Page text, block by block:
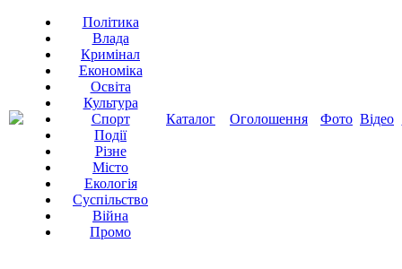
Політика
Влада
Кримінал
Економіка
Освіта
Культура
Спорт
Події
Різне
Місто
Екологія
Суспільство
Війна
Промо
Каталог Оголошення Фото Відео